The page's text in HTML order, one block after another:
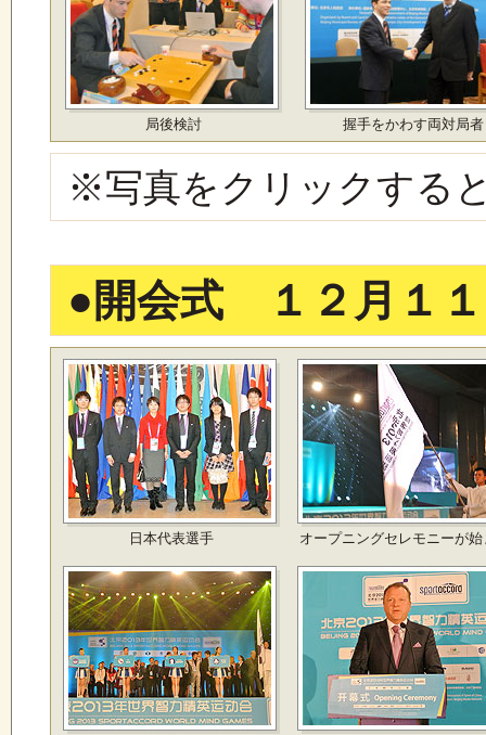
局後検討 握手をかわす両対局者
※写真をクリックする
● 開会式 １２月１
日本代表選手 オープニングセレモニーが始